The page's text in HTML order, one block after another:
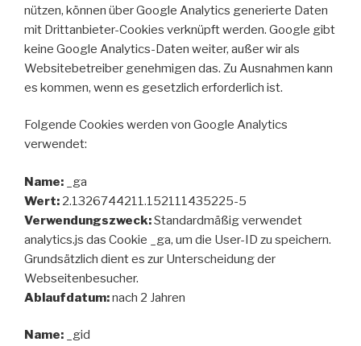
nützen, können über Google Analytics generierte Daten
mit Drittanbieter-Cookies verknüpft werden. Google gibt
keine Google Analytics-Daten weiter, außer wir als
Websitebetreiber genehmigen das. Zu Ausnahmen kann
es kommen, wenn es gesetzlich erforderlich ist.
Folgende Cookies werden von Google Analytics
verwendet:
Name: _ga
Wert: 2.1326744211.152111435225-5
Verwendungszweck:Standardmäßig verwendet
analytics.js das Cookie _ga, um die User-ID zu speichern.
Grundsätzlich dient es zur Unterscheidung der
Webseitenbesucher.
Ablaufdatum:nach 2 Jahren
Name: _gid